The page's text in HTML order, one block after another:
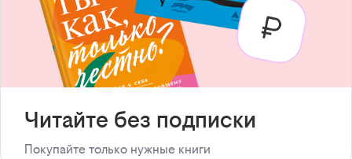
Читайте без подписки
Покупайте только нужные книги